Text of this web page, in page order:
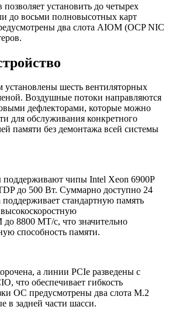
установить до четырех
до восьми полновысотных карт
два слота AIOM (OCP NIC
установлены шесть вентиляторных
Воздушные потоки направляются
дефлекторами, которые можно
для обслуживания конкретного
памяти без демонтажа всей системы
поддерживают чипы Intel Xeon 6900P
до 500 Вт. Суммарно доступно 24
стандартную память
8800 МТ/с, что значительно
способность памяти.
а линии PCIe разведены с
что обеспечивает гибкость
ОС предусмотрены два слота M.2
в задней части шасси.